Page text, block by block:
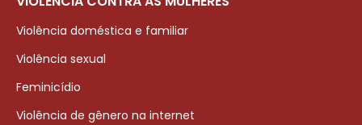
Violência doméstica e familiar
Violência sexual
Feminicídio
Violência de gênero na internet